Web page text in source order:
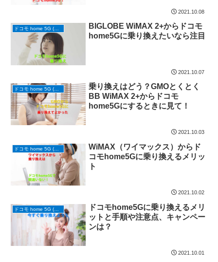
2021.10.08
ドコモ home 5G (ホームルーター)
BIGLOBE WiMAX 2+からドコモ
home5Gに乗り換えたいなら注目
2021.10.07
ドコモ home 5G (ホームルーター)
乗り換えはどう？GMOとくとく
BB WiMAX 2+からドコモ
home5Gにするときに見て！
2021.10.03
ドコモ home 5G (ホームルーター)
WiMAX（ワイマックス）からド
コモhome5Gに乗り換えるメリッ
ト
2021.10.02
ドコモ home 5G (ホームルーター)
ドコモhome5Gに乗り換えるメリ
ットと手順や注意点、キャンペー
ンは？
2021.10.01